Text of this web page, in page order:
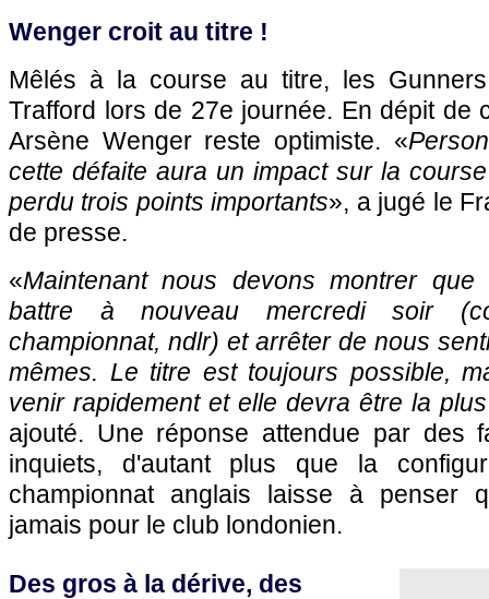
Wenger croit au titre !
Mêlés à la course au titre, les
Trafford lors de 27e journée. En dépit de
Arsène Wenger reste optimiste. «
cette défaite aura un impact sur la
perdu trois points importants», a jugé le
de presse.
«Maintenant nous devons montrer
battre à nouveau mercredi soir
championnat, ndlr) et arrêter de nous
mêmes. Le titre est toujours possible,
venir rapidement et elle devra être la
ajouté. Une réponse attendue par des
inquiets, d'autant plus que la
championnat anglais laisse à penser
jamais pour le club londonien.
Des gros à la dérive, des